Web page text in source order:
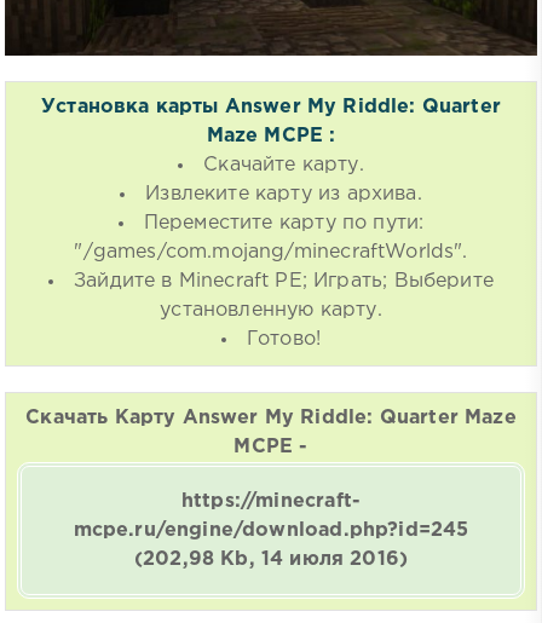
Установка карты Answer My Riddle: Quarter
Maze MCPE :
Скачайте карту.
Извлеките карту из архива.
Переместите карту по пути:
"/games/com.mojang/minecraftWorlds".
Зайдите в Minecraft PE; Играть; Выберите
установленную карту.
Готово!
Скачать Карту Answer My Riddle: Quarter Maze
MCPE -
https://minecraft-
mcpe.ru/engine/download.php?id=245
(202,98 Kb, 14 июля 2016)